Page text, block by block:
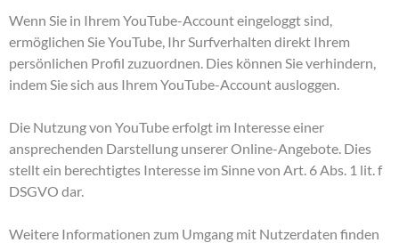
Wenn Sie in Ihrem YouTube-Account eingeloggt sind,
ermöglichen Sie YouTube, Ihr Surfverhalten direkt Ihrem
persönlichen Profil zuzuordnen. Dies können Sie verhindern,
indem Sie sich aus Ihrem YouTube-Account ausloggen.
Die Nutzung von YouTube erfolgt im Interesse einer
ansprechenden Darstellung unserer Online-Angebote. Dies
stellt ein berechtigtes Interesse im Sinne von Art. 6 Abs. 1 lit. f
DSGVO dar.
Weitere Informationen zum Umgang mit Nutzerdaten finden